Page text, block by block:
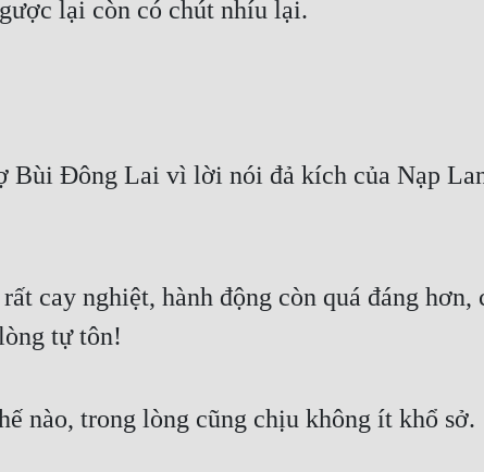
lại còn có chút nhíu lại.
Bùi Đông Lai vì lời nói đả kích của Nạp
cay nghiệt, hành động còn quá đáng hơn,
tự tôn!
nào, trong lòng cũng chịu không ít khổ sở.